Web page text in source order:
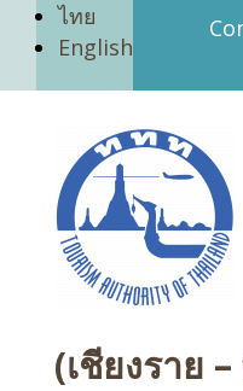
ไทย
English
(เชียงราย